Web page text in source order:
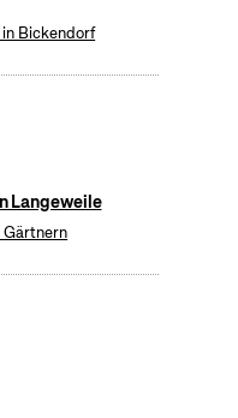
Bickendorf
Langeweile
Gärtnern